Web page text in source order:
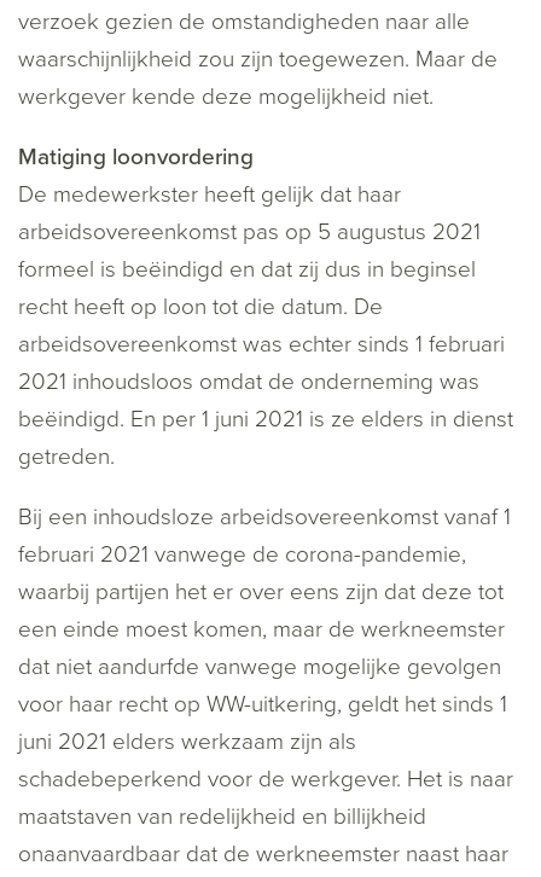
verzoek gezien de omstandigheden naar alle
waarschijnlijkheid zou zijn toegewezen. Maar de
werkgever kende deze mogelijkheid niet.
Matiging loonvordering
De medewerkster heeft gelijk dat haar
arbeidsovereenkomst pas op 5 augustus 2021
formeel is beëindigd en dat zij dus in beginsel
recht heeft op loon tot die datum. De
arbeidsovereenkomst was echter sinds 1 februari
2021 inhoudsloos omdat de onderneming was
beëindigd. En per 1 juni 2021 is ze elders in dienst
getreden.
Bij een inhoudsloze arbeidsovereenkomst vanaf 1
februari 2021 vanwege de corona-pandemie,
waarbij partijen het er over eens zijn dat deze tot
een einde moest komen, maar de werkneemster
dat niet aandurfde vanwege mogelijke gevolgen
voor haar recht op WW-uitkering, geldt het sinds 1
juni 2021 elders werkzaam zijn als
schadebeperkend voor de werkgever. Het is naar
maatstaven van redelijkheid en billijkheid
onaanvaardbaar dat de werkneemster naast haar